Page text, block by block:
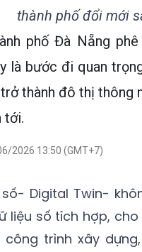
thành phố đổi mới
phố Đà Nẵng
là bước đi quan
thành đô thị thông
tới.
2026 13:50 (GMT+7)
Digital Twin-
liệu số tích hợp,
công trình xây